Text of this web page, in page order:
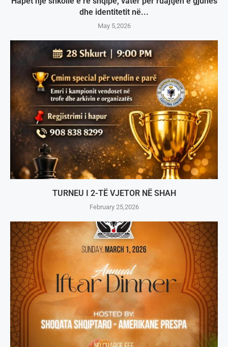
dhe identitetit në...
May 5,2026
TURNEU I 2-TË VJETOR NË SHAH
February 25,2026